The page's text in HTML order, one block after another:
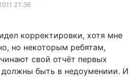
21:36
корректировки, хотя мне
но некоторым ребятам,
свой отчёт первых
быть в недоумениии. И